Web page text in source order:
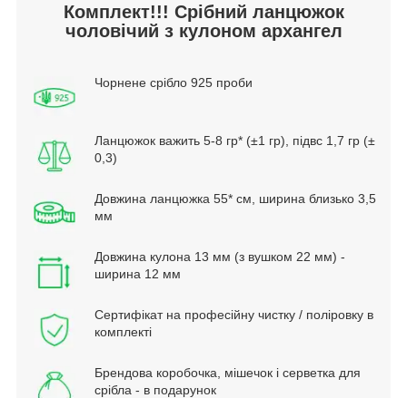
Комплект!!! Срібний ланцюжок
чоловічий з кулоном архангел
Чорнене срібло 925 проби
Ланцюжок важить 5-8 гр* (±1 гр), підвс 1,7 гр (±
0,3)
Довжина ланцюжка 55* см, ширина близько 3,5
мм
Довжина кулона 13 мм (з вушком 22 мм) -
ширина 12 мм
Сертифікат на професійну чистку / поліровку в
комплекті
Брендова коробочка, мішечок і серветка для
срібла - в подарунок